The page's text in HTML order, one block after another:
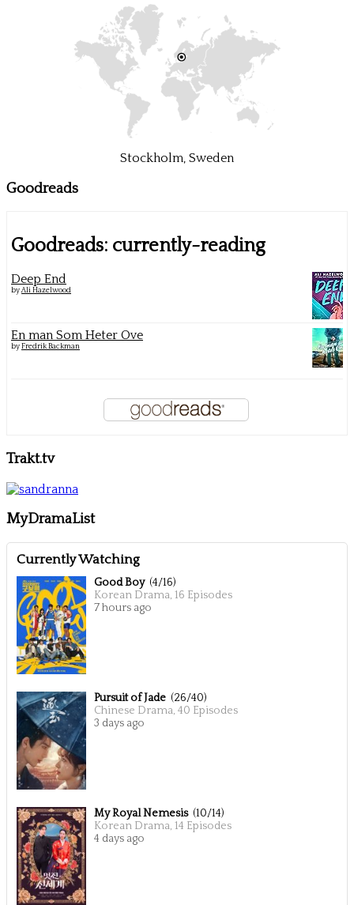
Stockholm, Sweden
Goodreads
Goodreads: currently-reading
Deep End
byAli Hazelwood
En man Som Heter Ove
byFredrik Backman
Trakt.tv
MyDramaList
Currently Watching
Good Boy (4/16)
Korean Drama, 16 Episodes
7 hours ago
Pursuit of Jade (26/40)
Chinese Drama, 40 Episodes
3 days ago
My Royal Nemesis (10/14)
Korean Drama, 14 Episodes
4 days ago